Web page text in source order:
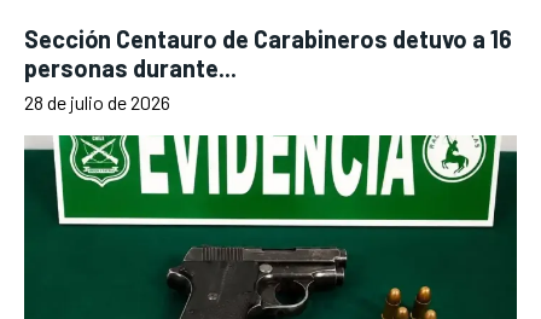
Sección Centauro de Carabineros detuvo a 16
personas durante...
28 de julio de 2026